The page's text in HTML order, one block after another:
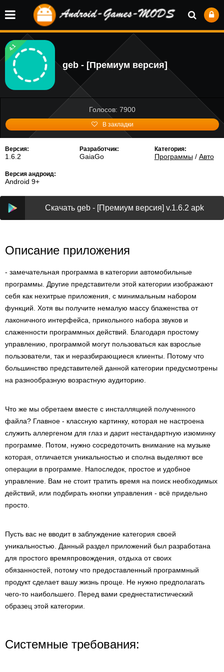
4.1
geb - [Премиум версия]
Голосов: 7900
В закладки
Версия:
1.6.2
Разработчик:
GaiaGo
Категория:
Программы/ Авто
Версия андроид:
Android 9+
Скачать geb - [Премиум версия] v.1.6.2 apk
Описание приложения
- замечательная программа в категории автомобильные
программы. Другие представители этой категории изображают
себя как нехитрые приложения, с минимальным набором
функций. Хотя вы получите немалую массу блаженства от
лаконичного интерфейса, прикольного набора звуков и
слаженности программных действий. Благодаря простому
управлению, программой могут пользоваться как взрослые
пользователи, так и неразбирающиеся клиенты. Потому что
большинство представителей данной категории предусмотрены
на разнообразную возрастную аудиторию.
Что же мы обретаем вместе с инсталляцией полученного
файла? Главное - классную картинку, которая не настроена
служить аллергеном для глаз и дарит нестандартную изюминку
программе. Потом, нужно сосредоточить внимание на музыке
которая, отличается уникальностью и сполна выделяют все
операции в программе. Напоследок, простое и удобное
управление. Вам не стоит тратить время на поиск необходимых
действий, или подбирать кнопки управления - всё придельно
просто.
Пусть вас не вводит в заблуждение категория своей
уникальностью. Данный раздел приложений был разработана
для простого времяпровождения, отдыха от своих
обязанностей, потому что предоставленный программный
продукт сделает вашу жизнь проще. Не нужно предполагать
чего-то наибольшего. Перед вами среднестатистический
образец этой категории.
Системные требования: